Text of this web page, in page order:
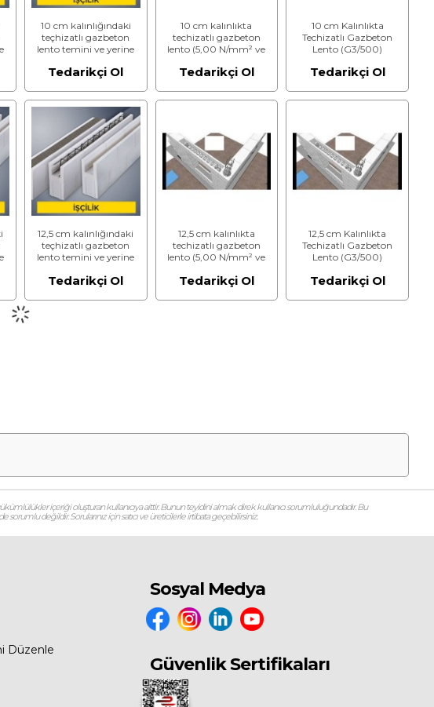
10 cm kalınlığındaki
teçhizatlı gazbeton
lento temini ve yerine
N/mm² ve 600 kg/m³)
Tedarikçi Ol
10 cm kalınlıkta
techizatlı gazbeton
lento (5,00 N/mm² ve
Tedarikçi Ol
10 cm Kalınlıkta
Techizatlı Gazbeton
Lento (G3/500)
Tedarikçi Ol
12,5 cm kalınlığındaki
teçhizatlı gazbeton
lento temini ve yerine
N/mm² ve 600 kg/m³)
Tedarikçi Ol
12,5 cm kalınlıkta
techizatlı gazbeton
lento (5,00 N/mm² ve
Tedarikçi Ol
12,5 cm Kalınlıkta
Techizatlı Gazbeton
Lento (G3/500)
Tedarikçi Ol
içeriği oluşturan kullanıcıya aittir. Bunun teyidini almak direk kullanıcı sorumluluğundadır. Bu
değildir. Sorularınız için satıcı ve üreticilerle irtibata geçebilirsiniz.
Düzenle
Sosyal Medya
Güvenlik Sertifikaları